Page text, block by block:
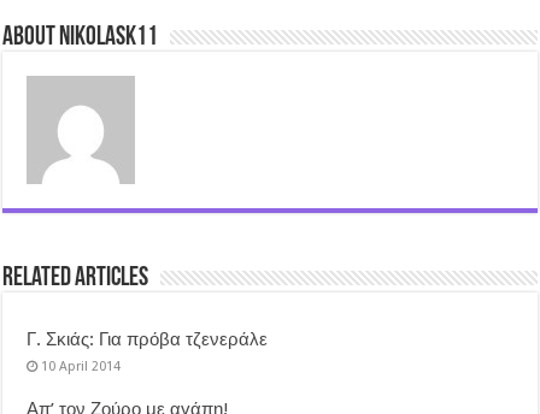
About nikolask11
Related Articles
Γ. Σκιάς: Για πρόβα τζενεράλε
10 April 2014
Απ’ τον Ζούρο με αγάπη!